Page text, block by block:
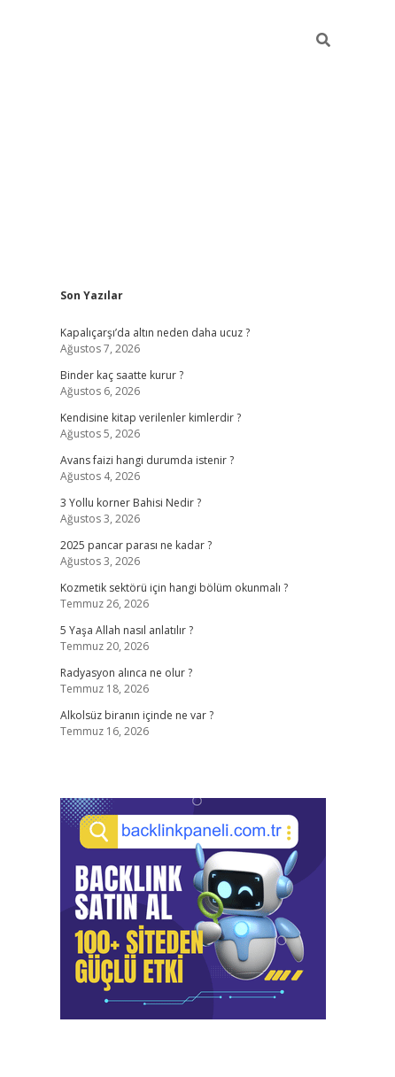
Sidebar
Son Yazılar
Kapalıçarşı’da altın neden daha ucuz ?
Ağustos 7, 2026
Binder kaç saatte kurur ?
Ağustos 6, 2026
Kendisine kitap verilenler kimlerdir ?
Ağustos 5, 2026
Avans faizi hangi durumda istenir ?
Ağustos 4, 2026
3 Yollu korner Bahisi Nedir ?
Ağustos 3, 2026
2025 pancar parası ne kadar ?
Ağustos 3, 2026
Kozmetik sektörü için hangi bölüm okunmalı ?
Temmuz 26, 2026
5 Yaşa Allah nasıl anlatılır ?
Temmuz 20, 2026
Radyasyon alınca ne olur ?
Temmuz 18, 2026
Alkolsüz biranın içinde ne var ?
Temmuz 16, 2026
ilbet güncel giriş adresi